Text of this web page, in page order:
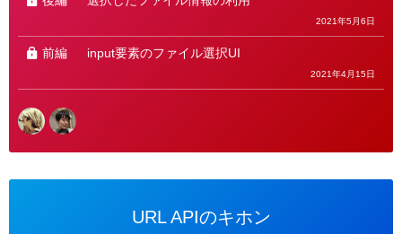
2021年5月6日
前編 input要素のファイル選択UI
2021年4月15日
URL APIのキホン